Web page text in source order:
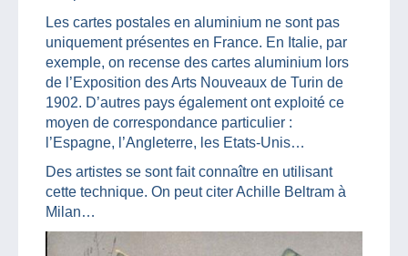
Les cartes postales en aluminium ne sont pas
uniquement présentes en France. En Italie, par
exemple, on recense des cartes aluminium lors
de l’Exposition des Arts Nouveaux de Turin de
1902. D’autres pays également ont exploité ce
moyen de correspondance particulier :
l’Espagne, l’Angleterre, les Etats-Unis…
Des artistes se sont fait connaître en utilisant
cette technique. On peut citer Achille Beltram à
Milan…